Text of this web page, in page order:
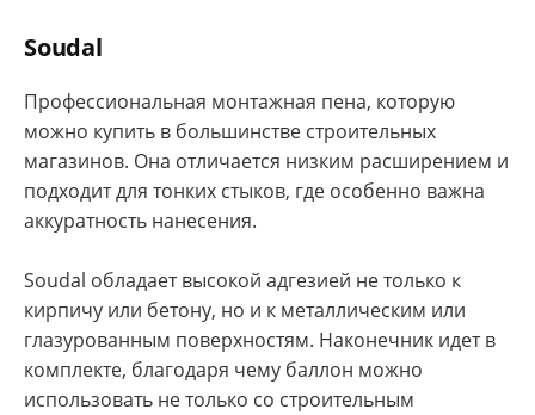
Soudal
Профессиональная монтажная пена, которую
можно купить в большинстве строительных
магазинов. Она отличается низким расширением и
подходит для тонких стыков, где особенно важна
аккуратность нанесения.
Soudal обладает высокой адгезией не только к
кирпичу или бетону, но и к металлическим или
глазурованным поверхностям. Наконечник идет в
комплекте, благодаря чему баллон можно
использовать не только со строительным